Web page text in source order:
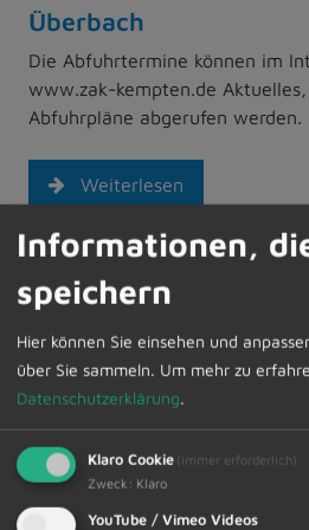
Überbach
Die Abfuhrtermine können im
www.zak-kempten.de Aktuelles,
Abfuhrpläne abgerufen werden.
Weiterlesen
Informationen der
Büro, Jugendtreff, Kidstreff,
Weiterlesen
Bürgersprechstunden
Informationen,
speichern
Hier können Sie einsehen und
über Sie sammeln. Um mehr zu
Datenschutzerklärung.
Klaro Cookie (immer erforderlich)
Zweck : Klaro
YouTube / Vimeo Videos